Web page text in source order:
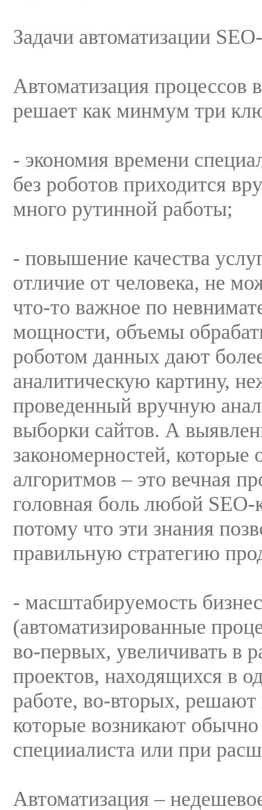
Задачи автоматизации
Автоматизация процессов
решает как минмум три
- экономия времени
без роботов приходится
много рутинной работы;
- повышение качества
отличие от человека, не
что-то важное по
мощности, объемы
роботом данных дают
аналитическую картину,
проведенный вручную
выборки сайтов. А
закономерностей, которые
алгоритмов – это вечная
головная боль любой
потому что эти знания
правильную стратегию
- масштабируемость
(автоматизированные
во-первых, увеличивать в
проектов, находящихся в
работе, во-вторых,
которые возникают
специиалиста или при
Автоматизация –